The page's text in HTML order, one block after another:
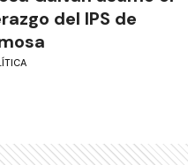
del IPS de